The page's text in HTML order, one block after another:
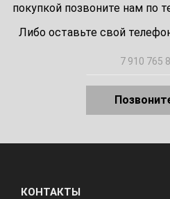
покупкой позвоните нам по
Либо оставьте свой
КОНТАКТЫ